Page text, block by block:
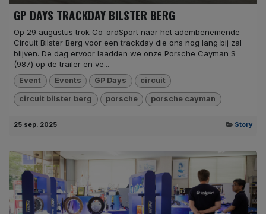
GP DAYS TRACKDAY BILSTER BERG
Op 29 augustus trok Co-ordSport naar het adembenemende
Circuit Bilster Berg voor een trackday die ons nog lang bij zal
blijven. De dag ervoor laadden we onze Porsche Cayman S
(987) op de trailer en ve...
Event Events GP Days circuit
circuit bilster berg porsche porsche cayman
25 sep. 2025 Story